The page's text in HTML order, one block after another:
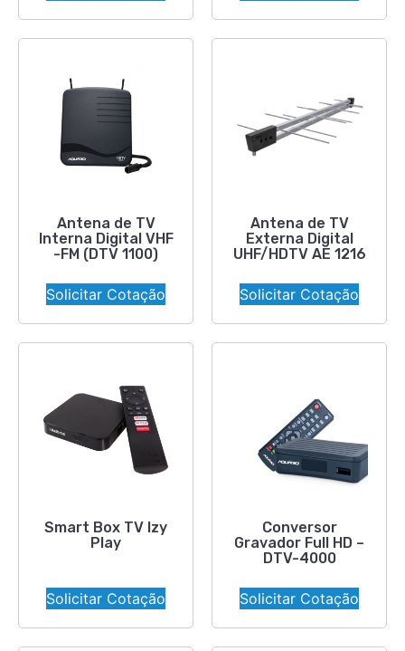
Antena de TV
Interna Digital VHF
-FM (DTV 1100)
Solicitar Cotação
Antena de TV
Externa Digital
UHF/HDTV AE 1216
Solicitar Cotação
Smart Box TV Izy
Play
Solicitar Cotação
Conversor
Gravador Full HD –
DTV-4000
Solicitar Cotação